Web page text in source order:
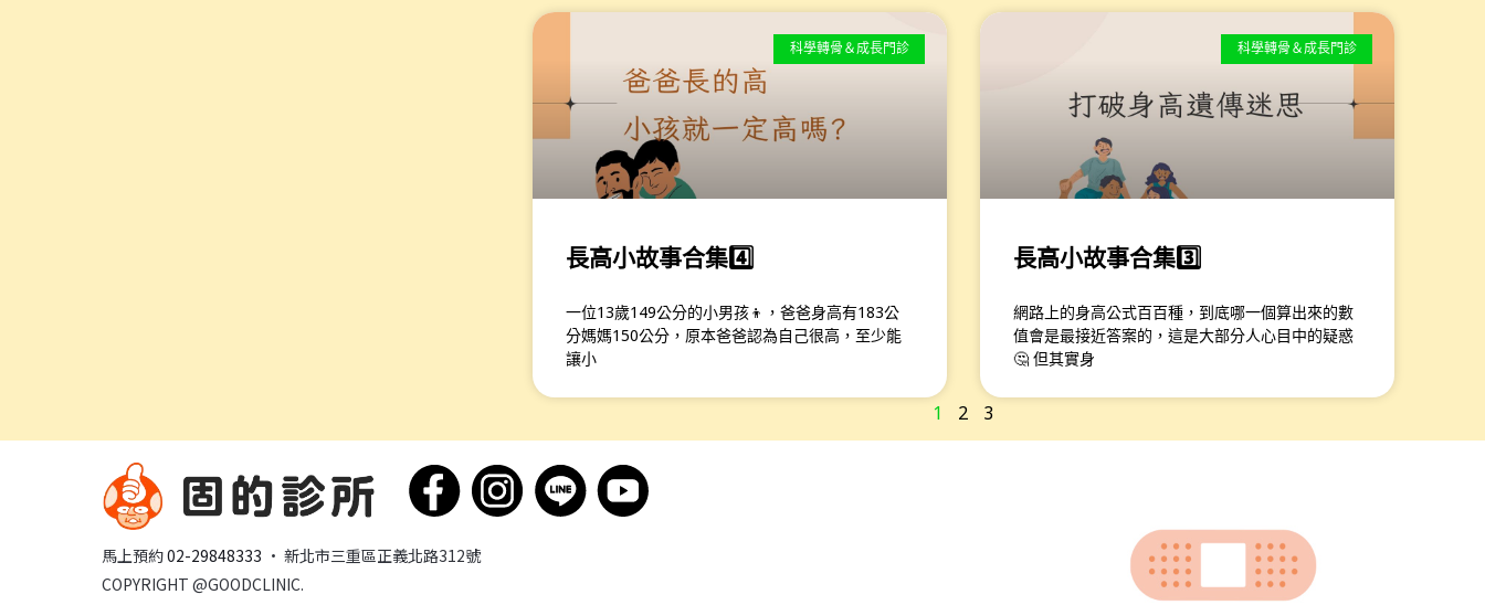
科學轉骨＆成長門診
長高小故事合集4️⃣
一位13歲149公分的小男孩👦，爸爸身高有183公
分媽媽150公分，原本爸爸認為自己很高，至少能
讓小
科學轉骨＆成長門診
長高小故事合集3️⃣
網路上的身高公式百百種，到底哪一個算出來的數
值會是最接近答案的，這是大部分人心目中的疑惑
🤔 但其實身
1 2 3
馬上預約02-29848333 · 新北市三重區正義北路312號
COPYRIGHT @GOODCLINIC.